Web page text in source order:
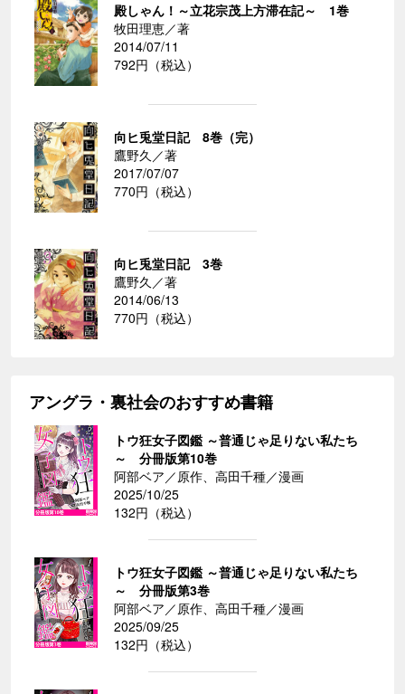
殿しゃん！～立花宗茂上方滞在記～ 1巻
牧田理恵／著
2014/07/11
792円（税込）
向ヒ兎堂日記 8巻（完）
鷹野久／著
2017/07/07
770円（税込）
向ヒ兎堂日記 3巻
鷹野久／著
2014/06/13
770円（税込）
アングラ・裏社会のおすすめ書籍
トウ狂女子図鑑 ～普通じゃ足りない私たち
～ 分冊版第10巻
阿部ベア／原作、高田千種／漫画
2025/10/25
132円（税込）
トウ狂女子図鑑 ～普通じゃ足りない私たち
～ 分冊版第3巻
阿部ベア／原作、高田千種／漫画
2025/09/25
132円（税込）